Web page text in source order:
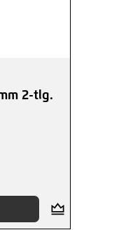
2-tlg.